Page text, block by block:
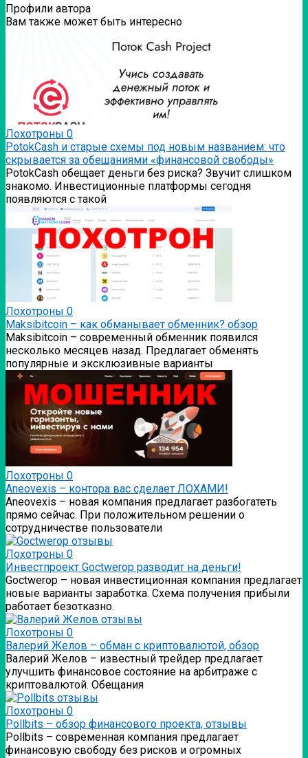
Профили автора
Вам также может быть интересно
Лохотроны 0
PotokCash и старые схемы под новым названием: что
скрывается за обещаниями «финансовой свободы»
PotokCash обещает деньги без риска? Звучит слишком
знакомо. Инвестиционные платформы сегодня
появляются с такой
Лохотроны 0
Мaksibitcoin – как обманывает обменник? обзор
Мaksibitcoin – современный обменник появился
несколько месяцев назад. Предлагает обменять
популярные и эксклюзивные варианты
Лохотроны 0
Аneovexis – контора вас сделает ЛОХАМИ!
Аneovexis – новая компания предлагает разбогатеть
прямо сейчас. При положительном решении о
сотрудничестве пользователи
Лохотроны 0
Инвестпроект Goctwerop разводит на деньги!
Goctwerop – новая инвестиционная компания предлагает
новые варианты заработка. Схема получения прибыли
работает безотказно.
Лохотроны 0
Валерий Желов – обман с криптовалютой, обзор
Валерий Желов – известный трейдер предлагает
улучшить финансовое состояние на арбитраже с
криптовалютой. Обещания
Лохотроны 0
Pollbits – обзор финансового проекта, отзывы
Pollbits – современная компания предлагает
финансовую свободу без рисков и огромных